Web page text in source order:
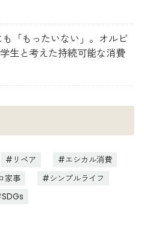
「もったいない」。オルビ
生と考えた持続可能な消費
リペア
エシカル消費
家事
シンプルライフ
SDGs